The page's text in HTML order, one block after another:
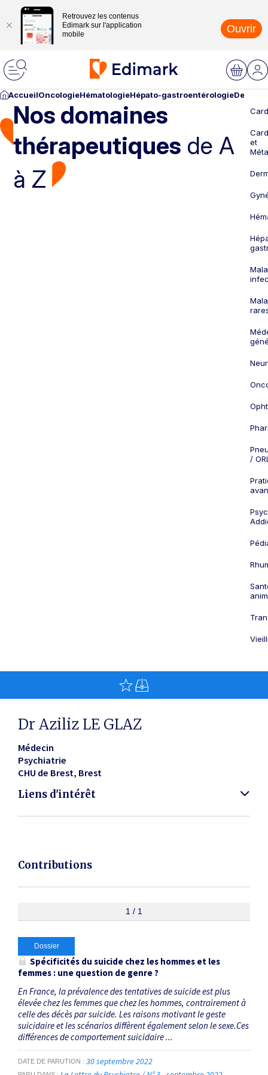
Retrouvez les contenus
Edimark sur l'application
mobile
Ouvrir
AccueilOncologieHématologieHépato-gastroentérologie
Nos domaines
thérapeutiques de A
à Z
et
/
Dr Aziliz LE GLAZ
Médecin
Psychiatrie
CHU de Brest Brest
Liens d'intérêt
Contributions
1 / 1
Dossier
Spécificités du suicide chez les hommes et les
femmes : une question de genre ?
En France, la prévalence des tentatives de suicide est plus
élevée chez les femmes que chez les hommes, contrairement à
celle des décès par suicide. Les raisons motivant le geste
suicidaire et les scénarios diffèrent également selon le sexe.Ces
différences de comportement suicidaire ...
DATE DE PARUTION 30 septembre 2022